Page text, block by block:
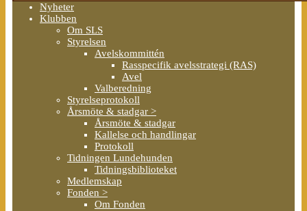
Nyheter
Klubben
Om SLS
Styrelsen
Avelskommittén
Rasspecifik avelsstrategi (RAS)
Avel
Valberedning
Styrelseprotokoll
Årsmöte & stadgar >
Årsmöte & stadgar
Kallelse och handlingar
Protokoll
Tidningen Lundehunden
Tidningsbiblioteket
Medlemskap
Fonden >
Om Fonden